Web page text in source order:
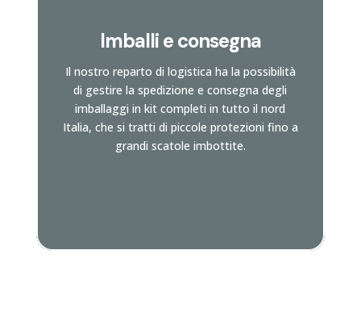
e scopri di più
Imballi e consegna
Il nostro reparto di logistica ha la possibilità
di gestire la spedizione e consegna degli
imballaggi in kit completi in tutto il nord
Italia, che si tratti di piccole protezioni fino a
grandi scatole imbottite.